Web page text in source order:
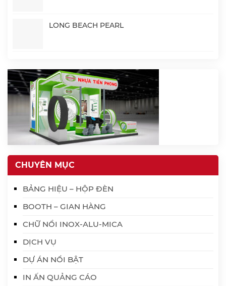
LONG BEACH PEARL
CHUYÊN MỤC
BẢNG HIỆU – HỘP ĐÈN
BOOTH – GIAN HÀNG
CHỮ NỔI INOX-ALU-MICA
DỊCH VỤ
DỰ ÁN NỔI BẬT
IN ẤN QUẢNG CÁO